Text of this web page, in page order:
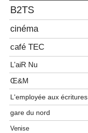
B2TS
cinéma
café TEC
L'aiR Nu
Œ&M
L'employée aux écritures
gare du nord
Venise